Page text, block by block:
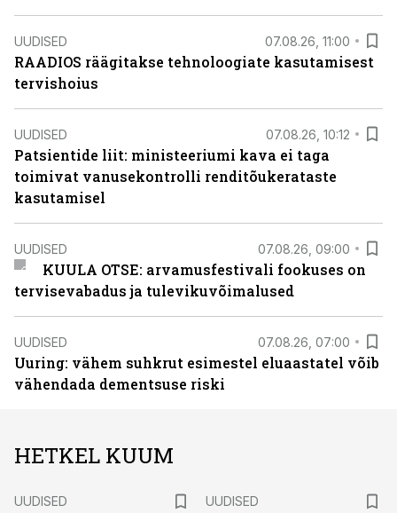
UUDISED 07.08.26, 11:00
RAADIOS räägitakse tehnoloogiate kasutamisest
tervishoius
UUDISED 07.08.26, 10:12
Patsientide liit: ministeeriumi kava ei taga
toimivat vanusekontrolli renditõukerataste
kasutamisel
UUDISED 07.08.26, 09:00
KUULA OTSE: arvamusfestivali fookuses on
tervisevabadus ja tulevikuvõimalused
UUDISED 07.08.26, 07:00
Uuring: vähem suhkrut esimestel eluaastatel võib
vähendada dementsuse riski
HETKEL KUUM
UUDISED UUDISED